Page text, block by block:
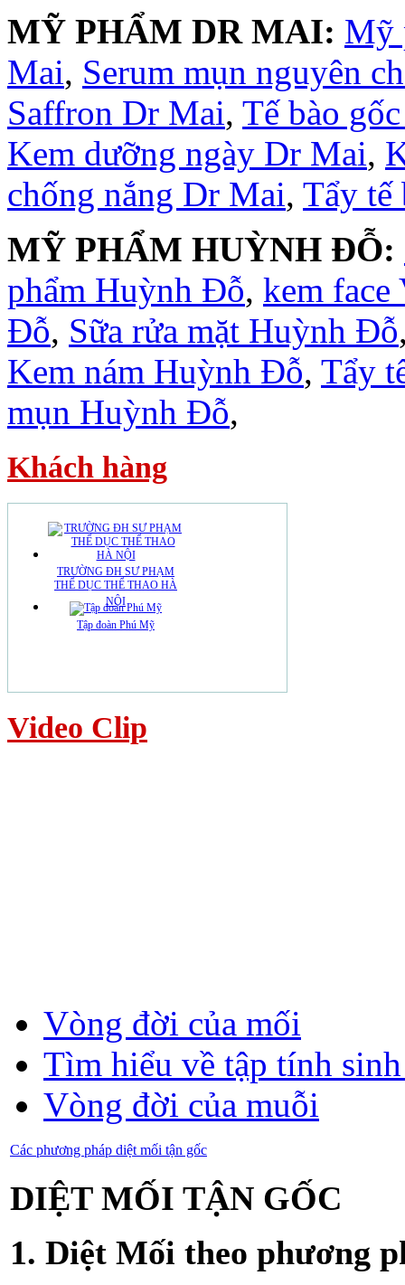
MỸ PHẨM DR MAI: Mỹ
Mai, Serum mụn nguyên
Saffron Dr Mai, Tế bào
Kem dưỡng ngày Dr Mai,
chống nắng Dr Mai, Tẩy tế
MỸ PHẨM HUỲNH ĐỖ:
phẩm Huỳnh Đỗ, kem
Đỗ, Sữa rửa mặt Huỳnh Đỗ
Kem nám Huỳnh Đỗ, Tẩy
mụn Huỳnh Đỗ,
Khách hàng
TRƯỜNG ĐH SƯ PHẠM
THỂ DỤC THỂ THAO HÀ
NỘI
Tập đoàn Phú Mỹ
Video Clip
Vòng đời của mối
Tìm hiểu về tập tính
Vòng đời của muỗi
Các phương pháp diệt mối tận gốc
DIỆT MỐI TẬN GỐC
1. Diệt Mối theo phương